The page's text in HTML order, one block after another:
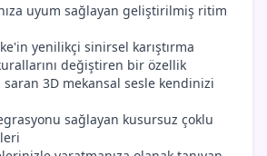
uyum sağlayan geliştirilmiş ritim
yenilikçi sinirsel karıştırma
değiştiren bir özellik
saran 3D mekansal sesle kendinizi
sağlayan kusursuz çoklu